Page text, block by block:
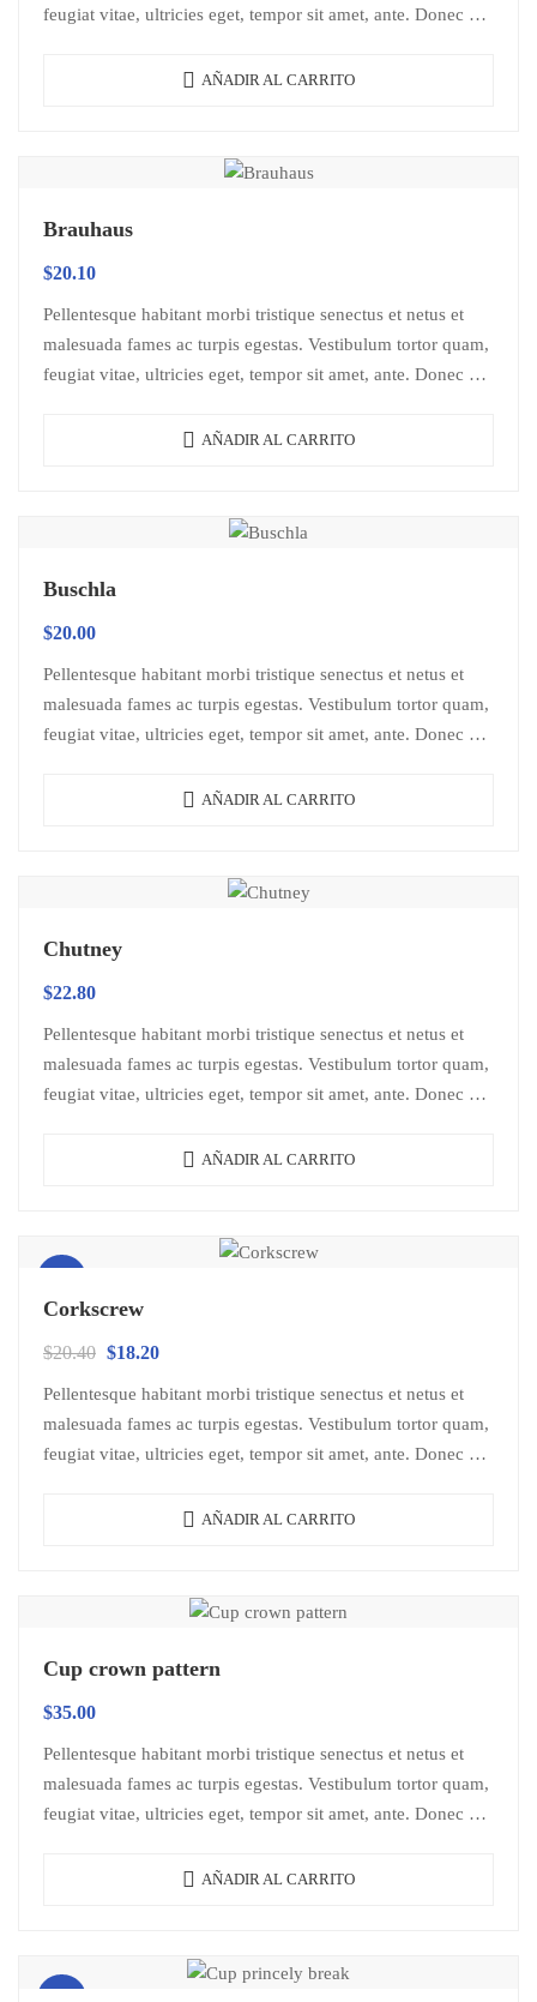
feugiat vitae, ultricies eget, tempor sit amet, ante. Donec eu
AÑADIR AL CARRITO
Brauhaus
$20.10
Pellentesque habitant morbi tristique senectus et netus et
malesuada fames ac turpis egestas. Vestibulum tortor quam,
feugiat vitae, ultricies eget, tempor sit amet, ante. Donec eu
AÑADIR AL CARRITO
Buschla
$20.00
Pellentesque habitant morbi tristique senectus et netus et
malesuada fames ac turpis egestas. Vestibulum tortor quam,
feugiat vitae, ultricies eget, tempor sit amet, ante. Donec eu
AÑADIR AL CARRITO
Chutney
$22.80
Pellentesque habitant morbi tristique senectus et netus et
malesuada fames ac turpis egestas. Vestibulum tortor quam,
feugiat vitae, ultricies eget, tempor sit amet, ante. Donec eu
AÑADIR AL CARRITO
Corkscrew
$20.40 $18.20
Pellentesque habitant morbi tristique senectus et netus et
malesuada fames ac turpis egestas. Vestibulum tortor quam,
feugiat vitae, ultricies eget, tempor sit amet, ante. Donec eu
AÑADIR AL CARRITO
Cup crown pattern
$35.00
Pellentesque habitant morbi tristique senectus et netus et
malesuada fames ac turpis egestas. Vestibulum tortor quam,
feugiat vitae, ultricies eget, tempor sit amet, ante. Donec eu
AÑADIR AL CARRITO